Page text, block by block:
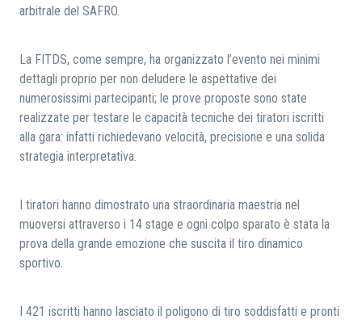
arbitrale del SAFRO.
La FITDS, come sempre, ha organizzato l’evento nei minimi
dettagli proprio per non deludere le aspettative dei
numerosissimi partecipanti; le prove proposte sono state
realizzate per testare le capacità tecniche dei tiratori iscritti
alla gara: infatti richiedevano velocità, precisione e una solida
strategia interpretativa.
I tiratori hanno dimostrato una straordinaria maestria nel
muoversi attraverso i 14 stage e ogni colpo sparato è stata la
prova della grande emozione che suscita il tiro dinamico
sportivo.
I 421 iscritti hanno lasciato il poligono di tiro soddisfatti e pronti